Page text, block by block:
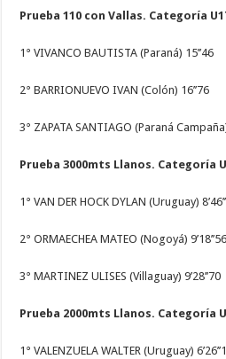
Prueba 110 con Vallas. Categoría
1° VIVANCO BAUTISTA (Paraná) 15’’46
2° BARRIONUEVO IVAN (Colón) 16’’76
3° ZAPATA SANTIAGO (Paraná Campaña)
Prueba 3000mts Llanos. Categoría
1° VAN DER HOCK DYLAN (Uruguay)
2° ORMAECHEA MATEO (Nogoyá) 9’18’’56
3° MARTINEZ ULISES (Villaguay) 9’28’’70
Prueba 2000mts Llanos. Categoría
1° VALENZUELA WALTER (Uruguay)